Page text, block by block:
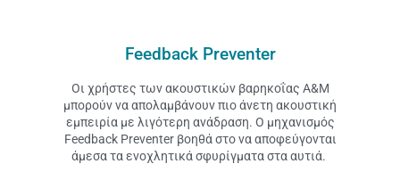
Feedback Preventer
Οι χρήστες των ακουστικών βαρηκοΐας A&M
μπορούν να απολαμβάνουν πιο άνετη ακουστική
εμπειρία με λιγότερη ανάδραση. Ο μηχανισμός
Feedback Preventer βοηθά στο να αποφεύγονται
άμεσα τα ενοχλητικά σφυρίγματα στα αυτιά.